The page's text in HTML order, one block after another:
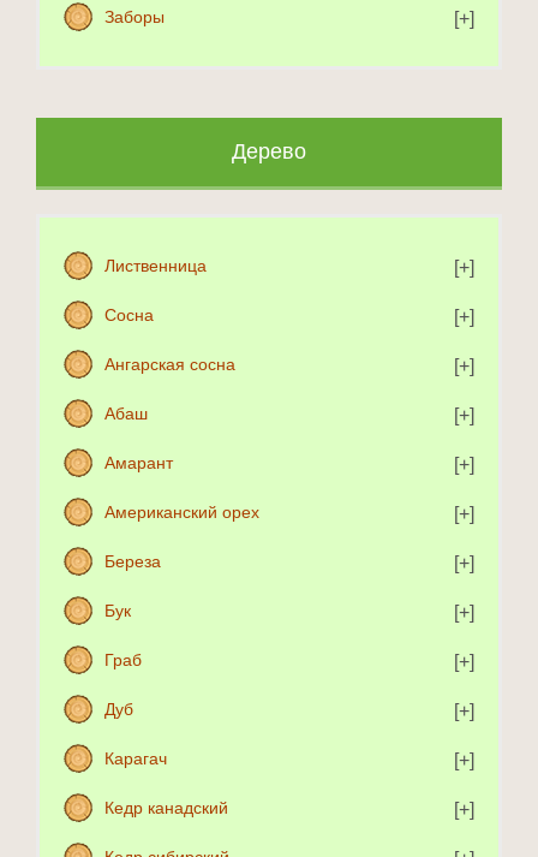
Заборы
Дерево
Лиственница
Сосна
Ангарская сосна
Абаш
Амарант
Американский орех
Береза
Бук
Граб
Дуб
Карагач
Кедр канадский